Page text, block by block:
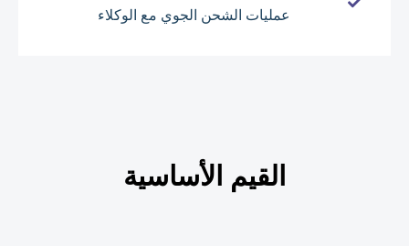
عمليات الشحن الجوي مع الوكلاء
القيم الأساسية